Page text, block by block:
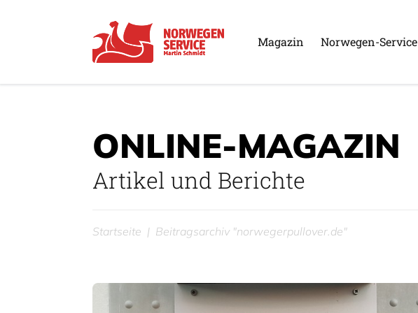
Magazin Norwegen-Service
ONLINE-MAGAZIN
Artikel und Berichte
Startseite Beitragsarchiv "norwegerpullover.de"